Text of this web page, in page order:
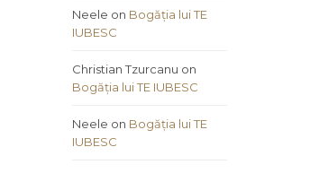
Neele on Bogăția lui TE
IUBESC
Christian Tzurcanu on
Bogăția lui TE IUBESC
Neele on Bogăția lui TE
IUBESC